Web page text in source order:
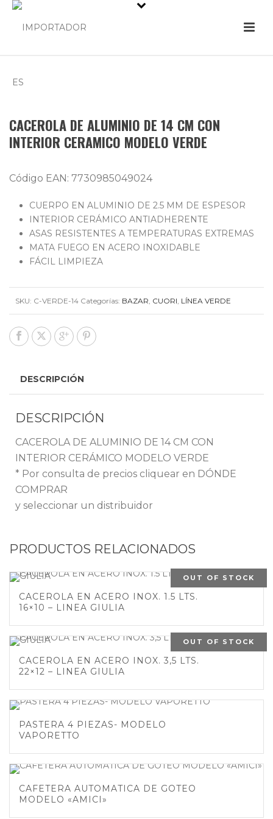
CACEROLA DE ALUMINIO DE 14 CM CON
INTERIOR CERAMICO MODELO VERDE
Código EAN: 7730985049024
CUERPO EN ALUMINIO DE 2.5 MM DE ESPESOR
INTERIOR CERÁMICO ANTIADHERENTE
ASAS RESISTENTES A TEMPERATURAS EXTREMAS
MATA FUEGO EN ACERO INOXIDABLE
FÁCIL LIMPIEZA
SKU: C-VERDE-14 Categorías: BAZAR, CUORI, LÍNEA VERDE
DESCRIPCIÓN
DESCRIPCIÓN
CACEROLA DE ALUMINIO DE 14 CM CON
INTERIOR CERÁMICO MODELO VERDE
* Por consulta de precios cliquear en DÓNDE
COMPRAR
y seleccionar un distribuidor
PRODUCTOS RELACIONADOS
OUT OF STOCK
CACEROLA EN ACERO INOX. 1.5 LTS.
16×10 – LINEA GIULIA
OUT OF STOCK
CACEROLA EN ACERO INOX. 3,5 LTS.
22×12 – LINEA GIULIA
PASTERA 4 PIEZAS- MODELO
VAPORETTO
CAFETERA AUTOMATICA DE GOTEO
MODELO «AMICI»